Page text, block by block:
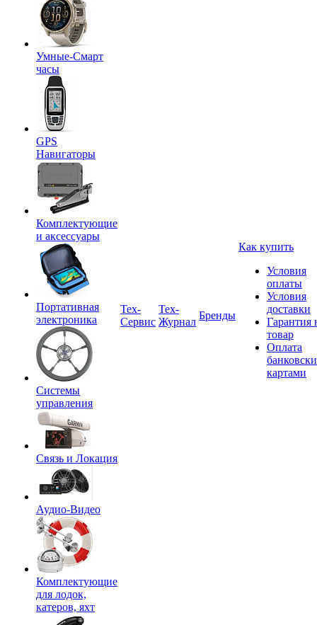
Умные-Смарт
часы
GPS
Навигаторы
Комплектующие
и аксессуары
Портативная
электроника
Системы
управления
Связь и Локация
Аудио-Видео
Комплектующие
для лодок,
катеров, яхт
Tex-
Сервис
Тех-
Журнал
Бренды
Как купить
Условия
оплаты
Условия
доставки
Гарантия
товар
Оплата
картами